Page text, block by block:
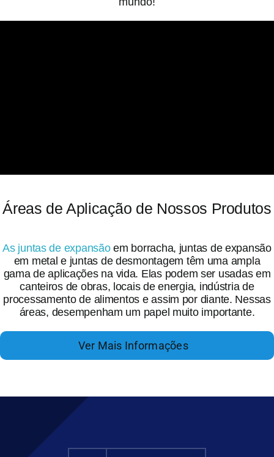
Áreas de Aplicação de Nossos Produtos
As juntas de expansãoem borracha, juntas de expansão
em metal e juntas de desmontagem têm uma ampla
gama de aplicações na vida. Elas podem ser usadas em
canteiros de obras, locais de energia, indústria de
processamento de alimentos e assim por diante. Nessas
áreas, desempenham um papel muito importante.
Ver Mais Informações